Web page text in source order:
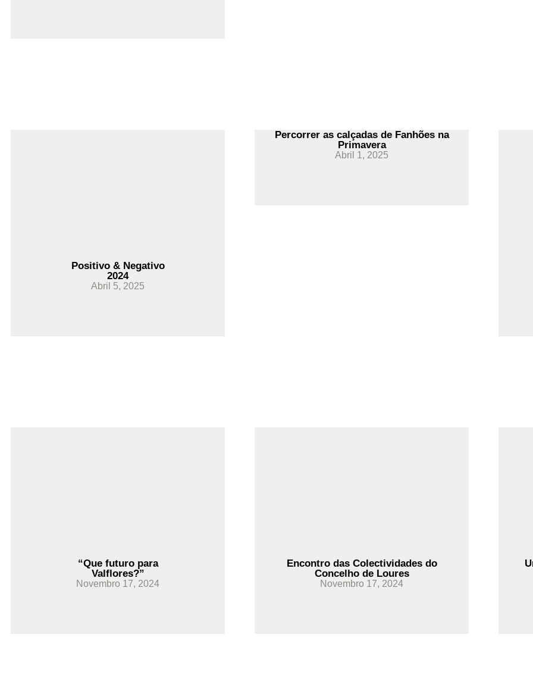
Positivo & Negativo
2024
Abril 5, 2025
Percorrer as calçadas de Fanhões na
Primavera
Abril 1, 2025
“Que futuro para
Valflores?”
Novembro 17, 2024
Encontro das Colectividades do
Concelho de Loures
Novembro 17, 2024